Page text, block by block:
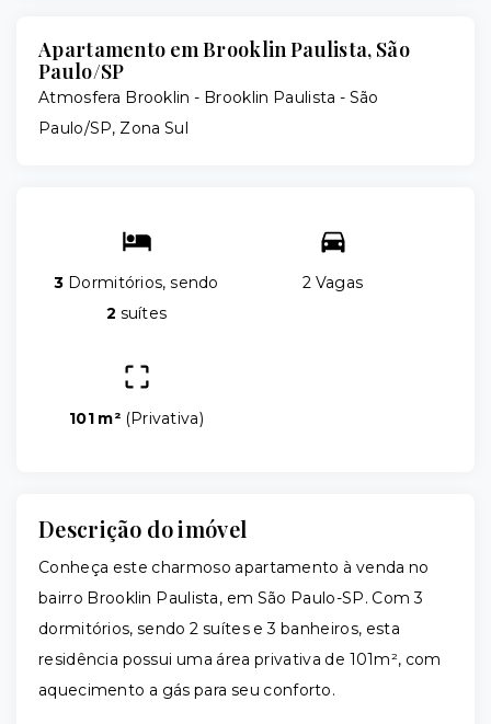
Apartamento em Brooklin Paulista, São
Paulo/SP
Atmosfera Brooklin - Brooklin Paulista - São
Paulo/SP, Zona Sul
3 Dormitórios, sendo
2 suítes
2 Vagas
101 m² (Privativa)
Descrição do imóvel
Conheça este charmoso apartamento à venda no
bairro Brooklin Paulista, em São Paulo-SP. Com 3
dormitórios, sendo 2 suítes e 3 banheiros, esta
residência possui uma área privativa de 101m², com
aquecimento a gás para seu conforto.